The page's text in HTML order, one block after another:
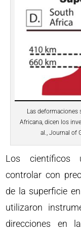
Las deformaciones
Africana, dicen los
al., Journal of
Los científicos
controlar con
de la superficie
utilizaron
direcciones en